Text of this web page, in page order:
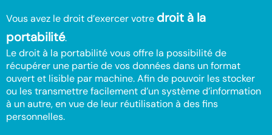
Vous avez le droit d’exercer votre droit à la
portabilité.
Le droit à la portabilité vous offre la possibilité de
récupérer une partie de vos données dans un format
ouvert et lisible par machine. Afin de pouvoir les stocker
ou les transmettre facilement d’un système d’information
à un autre, en vue de leur réutilisation à des fins
personnelles.